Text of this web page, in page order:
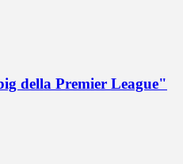
della Premier League"